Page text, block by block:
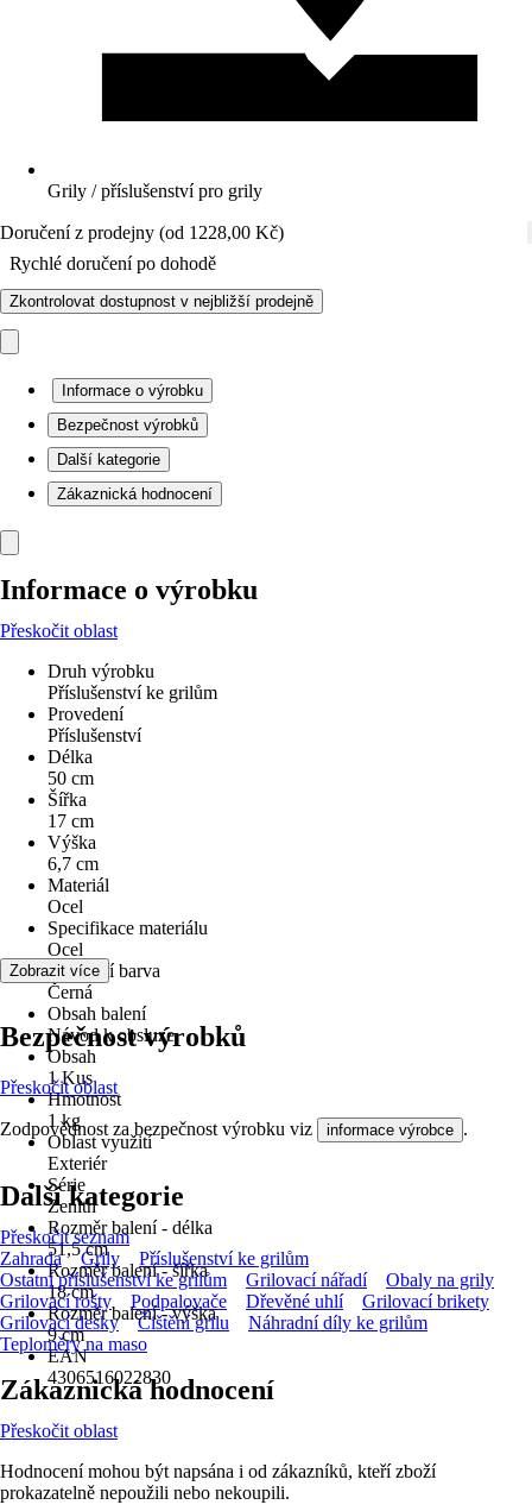
Grily / příslušenství pro grily
Doručení z prodejny (od 1228,00 Kč)
Rychlé doručení po dohodě
Zkontrolovat dostupnost v nejbližší prodejně
Informace o výrobku
Bezpečnost výrobků
Další kategorie
Zákaznická hodnocení
Informace o výrobku
Přeskočit oblast
Druh výrobku
Příslušenství ke grilům
Provedení
Příslušenství
Délka
50 cm
Šířka
17 cm
Výška
6,7 cm
Materiál
Ocel
Specifikace materiálu
Ocel
Základní barva
Černá
Obsah balení
Návod k obsluze
Obsah
1 Kus
Hmotnost
1 kg
Oblast využití
Exteriér
Série
Zenith
Rozměr balení - délka
51,5 cm
Rozměr balení - šířka
18 cm
Rozměr balení - výška
9 cm
EAN
4306516022830
Zobrazit více
Bezpečnost výrobků
Přeskočit oblast
Zodpovědnost za bezpečnost výrobku viz informace výrobce .
Další kategorie
Přeskočit seznam
Zahrada
Grily
Příslušenství ke grilům
Ostatní příslušenství ke grilům
Grilovací nářadí
Obaly na grily
Grilovací rošty
Podpalovače Dřevěné uhlí
Grilovací brikety
Grilovací desky
Čištění grilu
Náhradní díly ke grilům
Teploměry na maso
Zákaznická hodnocení
Přeskočit oblast
Hodnocení mohou být napsána i od zákazníků, kteří zboží
prokazatelně nepoužili nebo nekoupili.